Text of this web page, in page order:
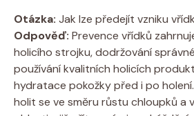
Otázka: Jak lze předejít vzniku
Odpověď: Prevence vřídků
holicího strojku, dodržování
používání kvalitních holicích
hydratace pokožky před i po
holit se ve směru růstu chloupků a